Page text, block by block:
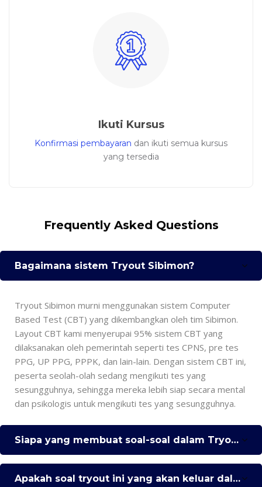
Ikuti Kursus
Konfirmasi pembayaran dan ikuti semua kursus
yang tersedia
Abaikan [Cocoon] FAQsFrequently Asked Questions
Bagaimana sistem Tryout Sibimon?
Tryout Sibimon murni menggunakan sistem Computer
Based Test (CBT) yang dikembangkan oleh tim Sibimon.
Layout CBT kami menyerupai 95% sistem CBT yang
dilaksanakan oleh pemerintah seperti tes CPNS, pre tes
PPG, UP PPG, PPPK, dan lain-lain. Dengan sistem CBT ini,
peserta seolah-olah sedang mengikuti tes yang
sesungguhnya, sehingga mereka lebih siap secara mental
dan psikologis untuk mengikuti tes yang sesungguhnya.
Siapa yang membuat soal-soal dalam Tryout UP ini?
Apakah soal tryout ini yang akan keluar dalam UP?